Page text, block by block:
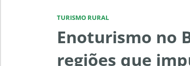
TURISMO RURAL
Enoturismo no
regiões que